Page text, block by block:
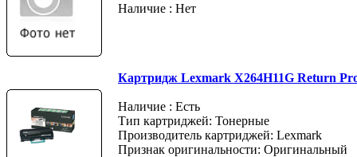
Наличие : Нет
Картридж Lexmark X264H11G Return
Наличие : Есть
Тип картриджей: Тонерные
Производитель картриджей: Lexmark
Признак оригинальности: Оригинальный